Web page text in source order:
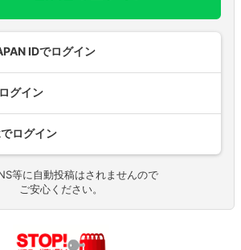
IDでログイン
グイン
ログイン
等に自動投稿はされませんので
ご安心ください。